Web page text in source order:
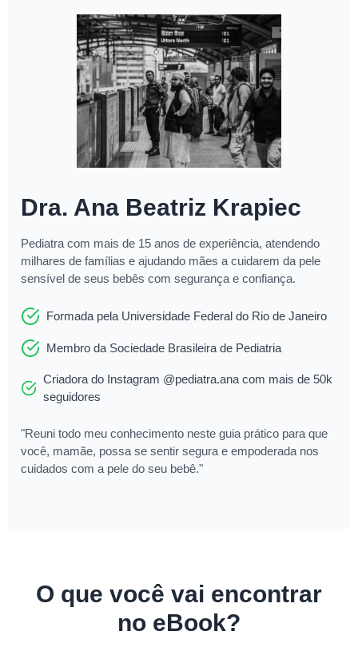
Dra. Ana Beatriz Krapiec
Pediatra com mais de 15 anos de experiência, atendendo
milhares de famílias e ajudando mães a cuidarem da pele
sensível de seus bebês com segurança e confiança.
Formada pela Universidade Federal do Rio de Janeiro
Membro da Sociedade Brasileira de Pediatria
Criadora do Instagram @pediatra.ana com mais de 50k
seguidores
"Reuni todo meu conhecimento neste guia prático para que
você, mamãe, possa se sentir segura e empoderada nos
cuidados com a pele do seu bebê."
O que você vai encontrar
no eBook?